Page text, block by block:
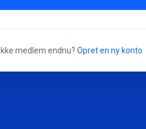
Ikke medlem endnu? Opret en ny konto